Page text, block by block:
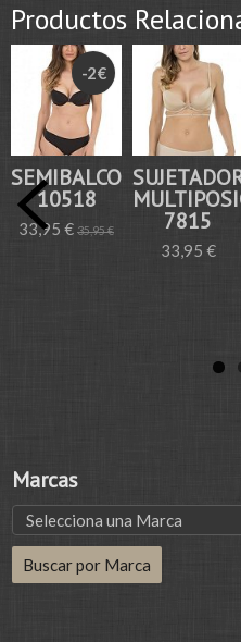
Marcas
Productos
-2 €
SEMIBALCONETTE
10518
33,95 € 35,95 € 7815
33,95 €